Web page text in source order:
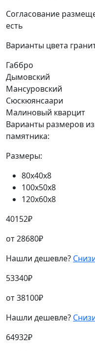
Согласование
есть
Варианты цвета
Габбро
Дымовский
Мансуровский
Сюскюянсаари
Малиновый кварцит
Варианты размеров
памятника:
Размеры:
80х40х8
100х50х8
120х60х8
40152₽
от28680₽
Нашли дешевле?
53340₽
от38100₽
Нашли дешевле?
64932₽